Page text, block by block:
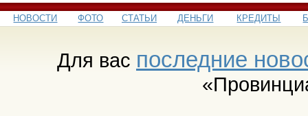
НОВОСТИ ФОТО СТАТЬИ ДЕНЬГИ КРЕДИТЫ
Для вас последние